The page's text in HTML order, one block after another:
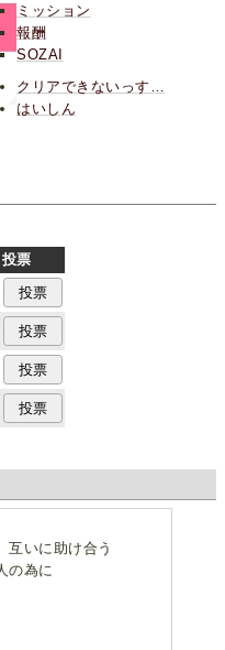
ミッション
報酬
SOZAI
クリアできないっす…
はいしん
投票
いに助け合う
の為に